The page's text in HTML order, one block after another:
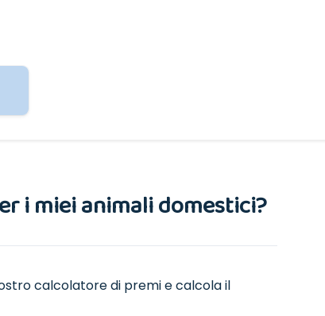
i miei animali domestici?
calcolatore di premi e calcola il